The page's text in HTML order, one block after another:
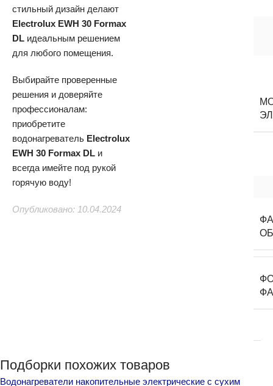
стильный дизайн делают
Electrolux EWH 30 Formax
DL идеальным решением
для любого помещения.
Выбирайте проверенные
решения и доверяйте
профессионалам:
приобретите
водонагреватель Electrolux
EWH 30 Formax DL и
всегда имейте под рукой
горячую воду!
Опубликовано: 10.04.2024
Подборки похожих товаров
Водонагреватели накопительные электрические с сухим